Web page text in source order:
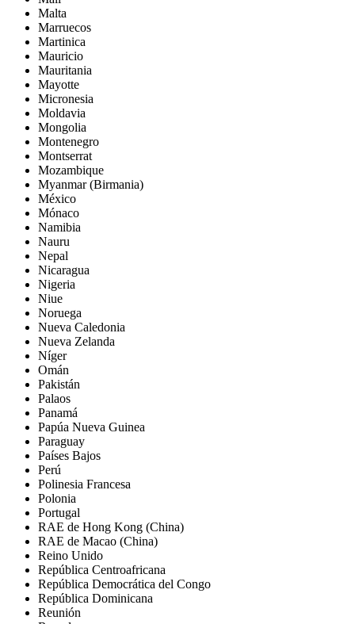
Malta
Marruecos
Martinica
Mauricio
Mauritania
Mayotte
Micronesia
Moldavia
Mongolia
Montenegro
Montserrat
Mozambique
Myanmar (Birmania)
México
Mónaco
Namibia
Nauru
Nepal
Nicaragua
Nigeria
Niue
Noruega
Nueva Caledonia
Nueva Zelanda
Níger
Omán
Pakistán
Palaos
Panamá
Papúa Nueva Guinea
Paraguay
Países Bajos
Perú
Polinesia Francesa
Polonia
Portugal
RAE de Hong Kong (China)
RAE de Macao (China)
Reino Unido
República Centroafricana
República Democrática del Congo
República Dominicana
Reunión